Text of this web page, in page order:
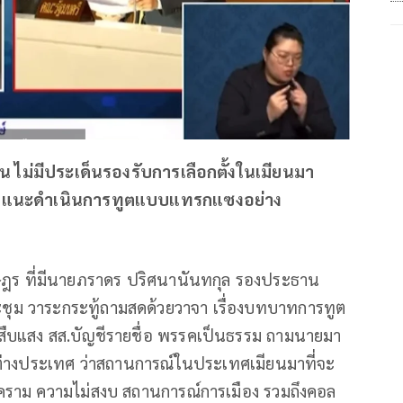
ม่มีประเด็นรองรับการเลือกตั้งในเมียนมา
นะดำเนินการทูตแบบแทรกแซงอย่าง
ร ที่มีนายภราดร ปริศนานันทกุล รองประธาน
วาระกระทู้ถามสดด้วยวาจา เรื่องบทบาทการทูต
แสง สส.บัญชีรายชื่อ พรรคเป็นธรรม ถามนายมา
งประเทศ ว่าสถานการณ์ในประเทศเมียนมาที่จะ
ม ความไม่สงบ สถานการณ์การเมือง รวมถึงคอล